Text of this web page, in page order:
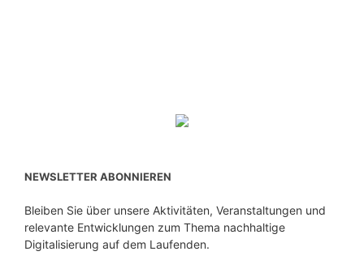
NEWSLETTER ABONNIEREN
Bleiben Sie über unsere Aktivitäten, Veranstaltungen und
relevante Entwicklungen zum Thema nachhaltige
Digitalisierung auf dem Laufenden.